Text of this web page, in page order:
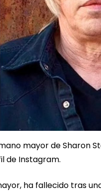
mayor de Sharon
de Instagram.
ha fallecido tras